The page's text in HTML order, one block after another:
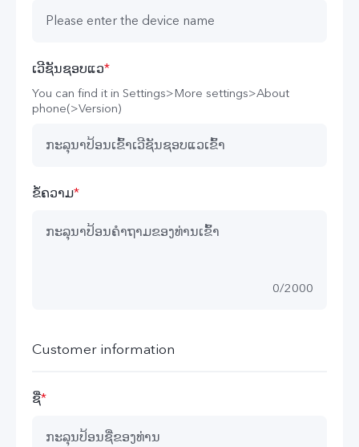
ເວີຊັນຊອບ​ແວ*
You can find it in Settings>More settings>About
phone(>Version)
ຂໍ້ຄວາມ*
0/2000
Customer information
ຊື່*